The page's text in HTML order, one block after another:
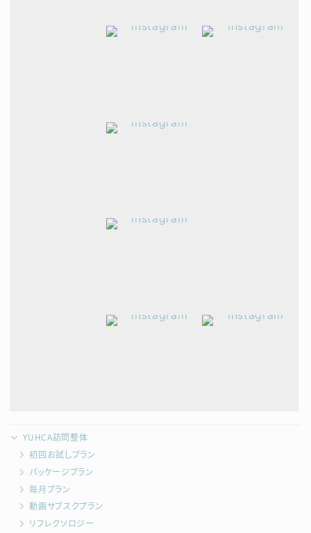
YUHCA訪問整体
初回お試しプラン
パッケージプラン
毎月プラン
動画サブスクプラン
リフレクソロジー